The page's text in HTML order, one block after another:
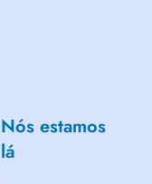
Nós estamos
lá